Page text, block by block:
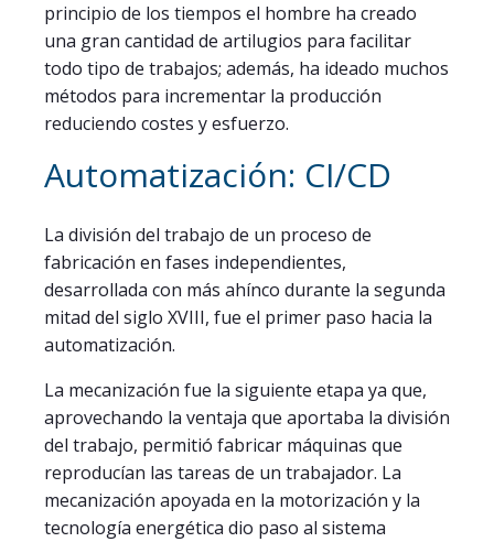
principio de los tiempos el hombre ha creado
una gran cantidad de artilugios para facilitar
todo tipo de trabajos; además, ha ideado muchos
métodos para incrementar la producción
reduciendo costes y esfuerzo.
Automatización: CI/CD
La división del trabajo de un proceso de
fabricación en fases independientes,
desarrollada con más ahínco durante la segunda
mitad del siglo XVIII, fue el primer paso hacia la
automatización.
La mecanización fue la siguiente etapa ya que,
aprovechando la ventaja que aportaba la división
del trabajo, permitió fabricar máquinas que
reproducían las tareas de un trabajador. La
mecanización apoyada en la motorización y la
tecnología energética dio paso al sistema